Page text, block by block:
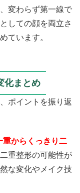
変わらず第一線で
しての顔を両立さ
ています。
化まとめ
ポイントを振り返
重からくっきり二
重整形の可能性が
な変化やメイク技